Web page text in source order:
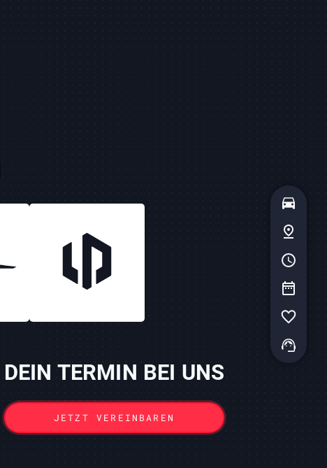
DEIN TERMIN BEI UNS
JETZT VEREINBAREN